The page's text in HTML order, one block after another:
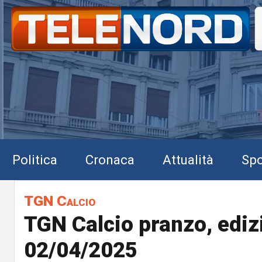
Politica Cronaca Attualità
TGN Calcio
TGN Calcio pranzo,
02/04/2025